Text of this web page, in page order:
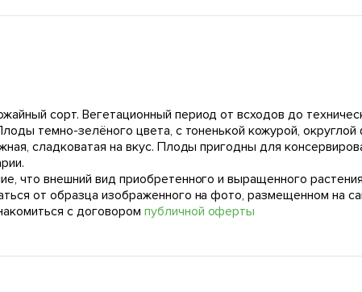
сорт. Вегетационный период от всходов до
темно-зелёного цвета, с тоненькой кожурой,
сладковатая на вкус. Плоды пригодны для
что внешний вид приобретенного и выращенного
от образца изображенного на фото, размещенном на
с договором публичной оферты